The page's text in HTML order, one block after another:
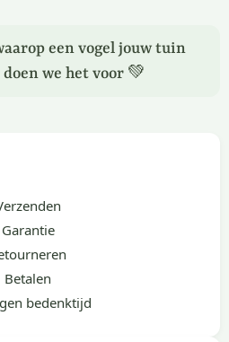
een vogel jouw tuin
we het voor 💚
Garantie
Betalen
bedenktijd